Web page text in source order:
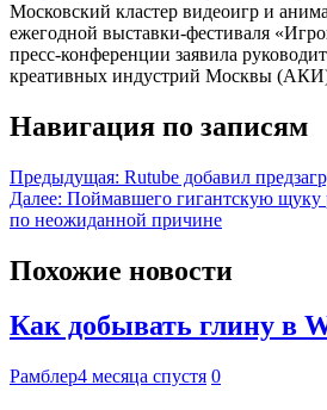
Московский кластер видеоигр и
ежегодной выставки-фестиваля
пресс-конференции заявила
креативных индустрий Москвы
Навигация по записям
Предыдущая: Rutube добавил
Далее: Поймавшего гигантскую щуку
по неожиданной причине
Похожие новости
Как добывать глину в
Рамблер4 месяца спустя 0